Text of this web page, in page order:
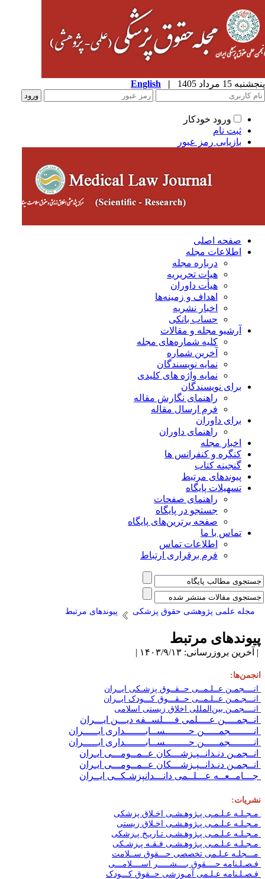
15 مرداد 1405 |
English
ورود خودکار
ثبت نام
بازیابی رمز عبور
صفحه اصلی
اطلاعات مجله
درباره مجله
هیات تحریریه
هیأت داوران
اهداف و زمینه‌ها
اخبار نشریه
حساب بانکی
آرشیو مجله و مقالات
کلیه شماره‌های مجله
آخرین شماره
نمایه نویسندگان
نمایه واژه های کلیدی
برای نویسندگان
راهنمای نگارش مقاله
فرم ارسال مقاله
برای داوران
راهنمای داوران
اخبار مجله
کنگره و کنفرانس ها
گنجینه کتاب
پیوندهای مرتبط
تسهیلات پایگاه
راهنمای صفحات
جستجو در پایگاه
صفحه برترین‌های پایگاه
تماس با ما
اطلاعات تماس
فرم برقراری ارتباط
مجله علمی پژوهشی حقوق پزشکی پیوندهای مرتبط
مرتبط
بروزرسانی: ۱۴۰۳/۹/۱۳ |
عــلـمــی حــقــوق پزشـکی ایــران
عــلـمــی حــقـــوق کـــودک ایــران
بین‌المللی اخلاق زیستی اسلامی
انــجمــــن عــــلمی فــــلســفه دیـــن ایـــران
انــــــــجمـــــن حــــــــســابـــــــداری ایـــــران
انــــــــجمـــــن حــــــــســابـــــــداری ایـــــران
انــجمـن دنـدانــپـزشـــکان عــمــومـــی ایـران
انــجمـن دنـدانــپـزشـــکان عــمــومـــی ایـران
جـــامــعــه عـــلــمی دانـــدانپزشـکــی ایــران
عـلـمـی پـژوهـشـی اخـلاق پزشکی
عـلـمـی پـژوهـشـی اخـلاق زیستی
عـلـمـی پـژوهـشـی تـاریـخ پـزشکی
عـلـمـی پـژوهـشـی فـقـه پـزشـکی
عـلـمی تخصصی حـــقوق ســلامت
فـصـلـنامه حــــقوق بــــشـــــر اســــلامـــی
عـلـمی آمـوزشی حــقوق کـــودک